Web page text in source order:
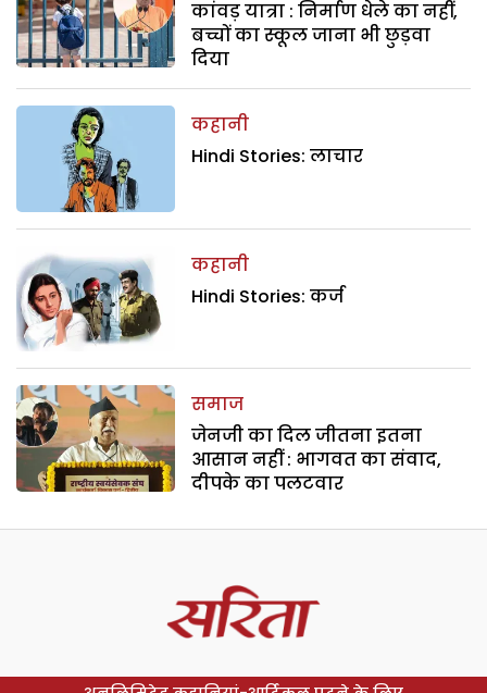
कांवड़ यात्रा : निर्माण धेले का नहीं,
बच्चों का स्कूल जाना भी छुड़वा
दिया
कहानी
Hindi Stories: लाचार
कहानी
Hindi Stories: कर्ज
समाज
जेनजी का दिल जीतना इतना
आसान नहीं : भागवत का संवाद,
दीपके का पलटवार